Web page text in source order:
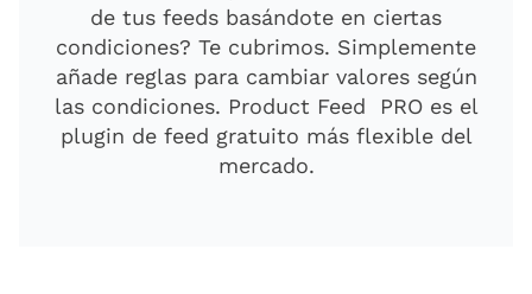
de tus feeds basándote en ciertas
condiciones? Te cubrimos. Simplemente
añade reglas para cambiar valores según
las condiciones. Product Feed PRO es el
plugin de feed gratuito más flexible del
mercado.